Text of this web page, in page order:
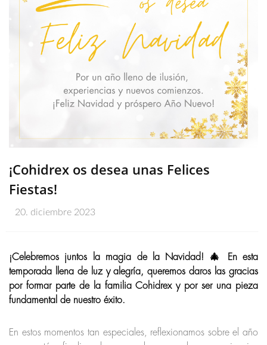
¡Cohidrex os desea unas Felices
Fiestas!
20. diciembre 2023
¡Celebremos juntos la magia de la Navidad! 🎄 En esta
temporada llena de luz y alegría, queremos daros las gracias
por formar parte de la familia Cohidrex y por ser una pieza
fundamental de nuestro éxito.
En estos momentos tan especiales, reflexionamos sobre el año